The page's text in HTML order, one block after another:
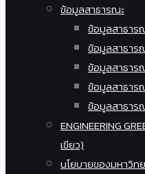
ข้อมูลสาธารณะ
ข้อมูลสาธาร
ข้อมูลสาธาร
ข้อมูลสาธาร
ข้อมูลสาธาร
ข้อมูลสาธาร
ENGINEERING
เขียว)
นโยบายของมหาวิท